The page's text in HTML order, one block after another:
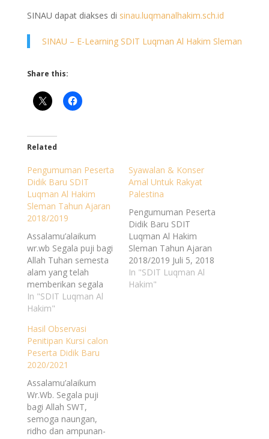
SINAU dapat diakses di sinau.luqmanalhakim.sch.id
SINAU – E-Learning SDIT Luqman Al Hakim Sleman
Share this:
Related
Pengumuman Peserta
Didik Baru SDIT
Luqman Al Hakim
Sleman Tahun Ajaran
2018/2019
Assalamu’alaikum
wr.wb Segala puji bagi
Allah Tuhan semesta
alam yang telah
memberikan segala
nikmat dan karunia-
Nya kepada kita
salam semoga tetap
tercurah kepada
junjungan kita Nabi
Muhammad SAW
besera sahabat dan
keluarganya. Dengan
ini kami
menyampaikan
Pengumuman Peserta
In "SDIT Luqman Al
Hakim"
Syawalan & Konser
Amal Untuk Rakyat
Palestina
Pengumuman Peserta
Didik Baru SDIT
Luqman Al Hakim
Sleman Tahun Ajaran
2018/2019 Juli 5, 2018
Assalamu’alaikum
wr.wb Segala puji bagi
In "SDIT Luqman Al
Hakim"
Hasil Observasi
Penitipan Kursi calon
Peserta Didik Baru
2020/2021
Assalamu’alaikum
Wr.Wb. Segala puji
bagi Allah SWT,
semoga naungan,
ridho dan ampunan-